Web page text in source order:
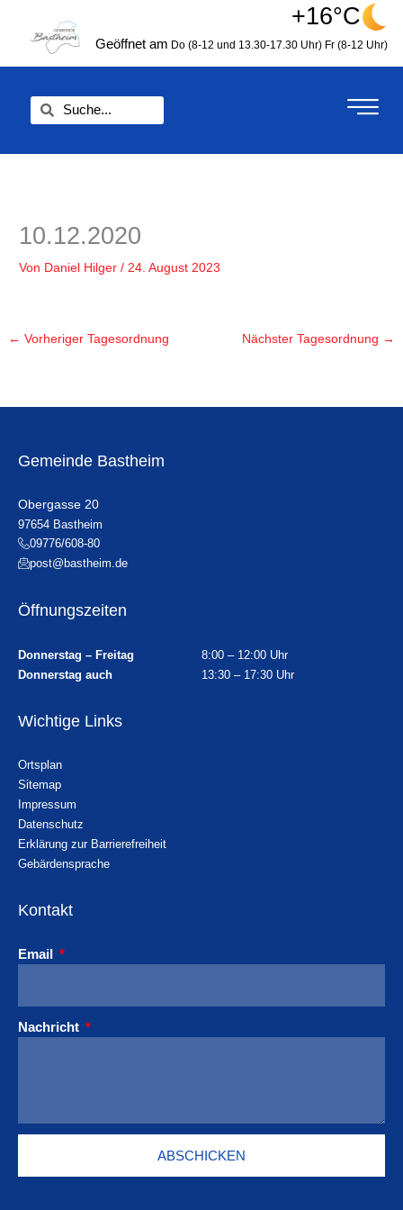
springen
+16°C
Geöffnet am Do (8-12 und 13.30-17.30 Uhr) Fr (8-12 Uhr)
10.12.2020
Von Daniel Hilger/ 24. August 2023
← Vorheriger Tagesordnung Nächster Tagesordnung →
Gemeinde Bastheim
Obergasse 20
97654 Bastheim
09776/608-80
post@bastheim.de
Öffnungszeiten
Donnerstag – Freitag
8:00 – 12:00 Uhr
Donnerstag auch
13:30 – 17:30 Uhr
Wichtige Links
Ortsplan
Sitemap
Impressum
Datenschutz
Erklärung zur Barrierefreiheit
Gebärdensprache
Kontakt
Email
Nachricht
ABSCHICKEN